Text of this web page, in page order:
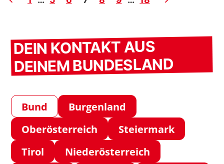
DEIN KONTAKT AUS
DEINEM BUNDESLAND
Bund
Burgenland
Oberösterreich
Steiermark
Tirol
Niederösterreich